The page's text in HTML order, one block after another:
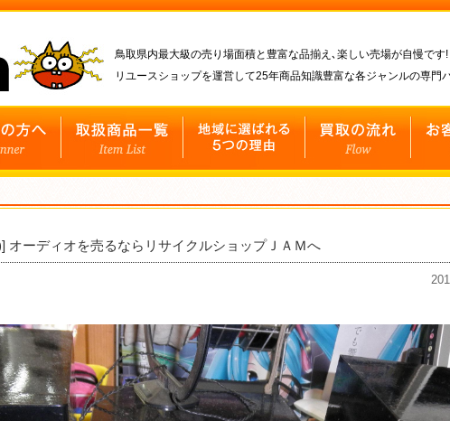
鳥取県内最大級の売り場面積と豊富な品揃え､楽しい売場が自慢です!
リユースショップを運営して25年商品知識豊富な各ジャンルの専門
オーディオを売るならリサイクルショップＪＡＭへ